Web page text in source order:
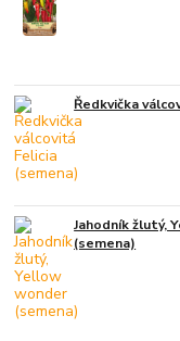
Ředkvička
Jahodník žlutý,
(semena)